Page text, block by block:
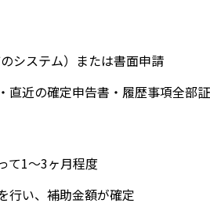
システム）または書面申請
直近の確定申告書・履歴事項全部
て1〜3ヶ月程度
行い、補助金額が確定